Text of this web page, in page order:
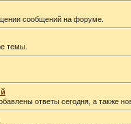
сообщений на форуме.
темы.
ответы сегодня, а также